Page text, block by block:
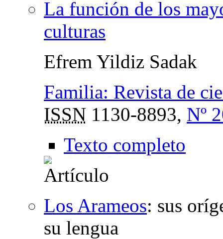
La función de los
culturas
Efrem Yildiz Sadak
Familia: Revista de
ISSN 1130-8893, Nº
Texto completo
Los Arameos: sus
su lengua